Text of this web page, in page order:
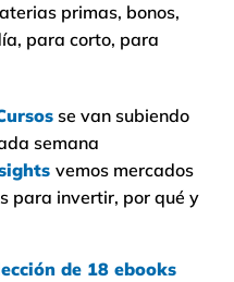
primas, bonos,
para corto, para
se van subiendo
semana
vemos mercados
para invertir, por qué y
de 18 ebooks